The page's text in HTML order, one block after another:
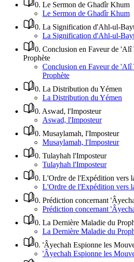
0. Le Sermon de Ghadîr Khum
Le Sermon de Ghadîr Khum
0. La Signification d'Ahl-ul-
La Signification d'Ahl-ul-
0. Conclusion en Faveur de 'Alî
Prophète
Conclusion en Faveur de 'Alî
Prophète
0. La Distribution du Yémen
La Distribution du Yémen
0. Aswad, l'Imposteur
Aswad, l'Imposteur
0. Musaylamah, l'Imposteur
Musaylamah, l'Imposteur
0. Tulayhah l'Imposteur
Tulayhah l'Imposteur
0. L'Ordre de l'Expédition vers
L'Ordre de l'Expédition vers
0. Prédiction concernant
Prédiction concernant
0. La Dernière Maladie du
La Dernière Maladie du
0. 'Âyechah Espionne les
'Âyechah Espionne les